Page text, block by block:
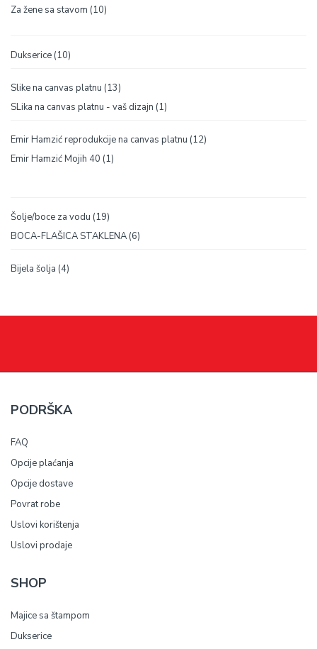
Za žene sa stavom 1010
Dukserice 1010
Slike na canvas platnu 1313
proizvoda
SLika na canvas platnu - vaš dizajn 11
Emir Hamzić reprodukcije na canvas platnu 1212
Emir Hamzić Mojih 40 11
Šolje/boce za vodu 1919
proizvoda
BOCA-FLAŠICA STAKLENA 66
Bijela šolja 44
PODRŠKA
FAQ
Opcije plaćanja
Opcije dostave
Povrat robe
Uslovi korištenja
Uslovi prodaje
SHOP
Majice sa štampom
Dukserice